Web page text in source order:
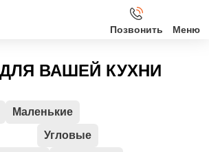
Позвонить
ВАШЕЙ КУХНИ
Маленькие
Угловые